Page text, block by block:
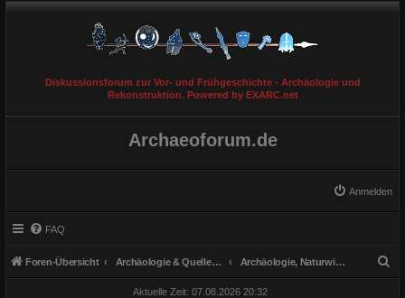
Diskussionsforum zur Vor- und Frühgeschichte - Archäologie und
Rekonstruktion. Powered by EXARC.net
Archaeoforum.de
Anmelden
FAQ
Foren-Übersicht Archäologie & Quellengattungen Archäologie, Naturwissenschaften, Methodik
Aktuelle Zeit: 07.08.2026 20:32